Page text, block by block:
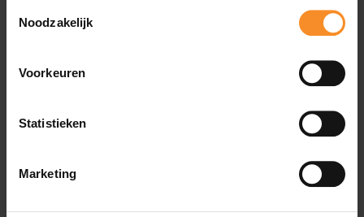
Noodzakelijk
Voorkeuren
Statistieken
Marketing